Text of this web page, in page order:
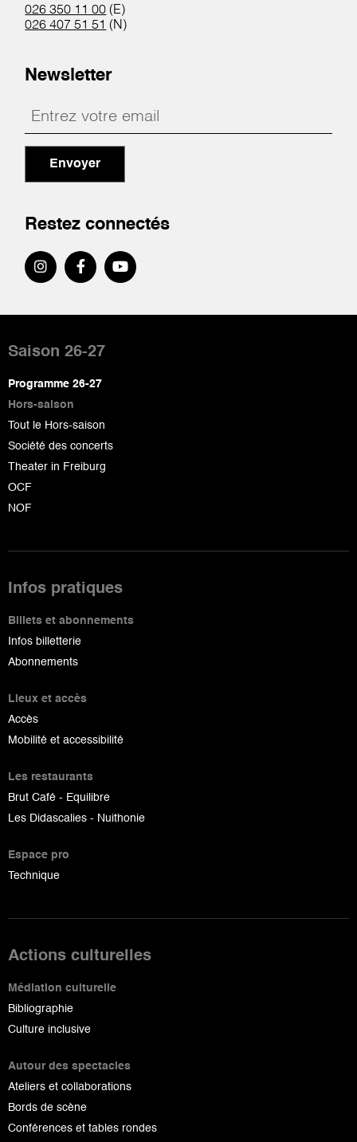
026 350 11 00 (E)
026 407 51 51 (N)
Newsletter
Envoyer
Restez connectés
de
page
Saison 26-27
Programme 26-27
Hors-saison
Tout le Hors-saison
Société des concerts
Theater in Freiburg
OCF
NOF
Infos pratiques
Billets et abonnements
Infos billetterie
Abonnements
Lieux et accès
Accès
Mobilité et accessibilité
Les restaurants
Brut Café - Equilibre
Les Didascalies - Nuithonie
Espace pro
Technique
Actions culturelles
Médiation culturelle
Bibliographie
Culture inclusive
Autour des spectacles
Ateliers et collaborations
Bords de scène
Conférences et tables rondes